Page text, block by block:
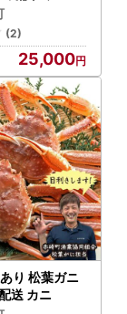
3～10パック
(2)
25,000
り 松葉ガニ
送 カニ